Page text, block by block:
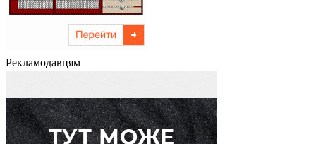
Рекламодавцям